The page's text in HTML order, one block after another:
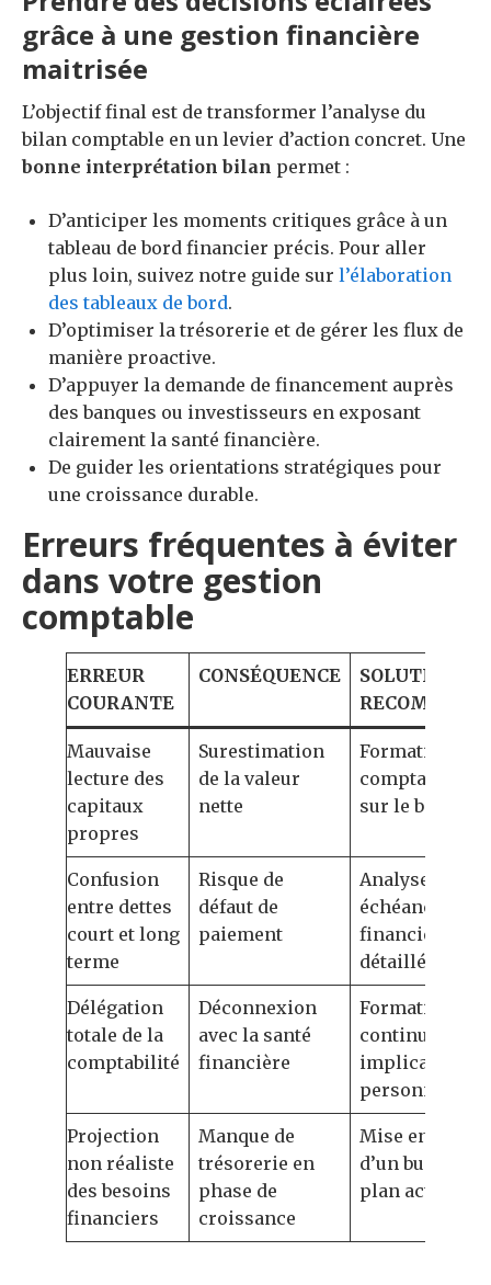
grâce à une gestion financière
maitrisée
L’objectif final est de transformer l’analyse du
bilan comptable en un levier d’action concret. Une
bonne interprétation bilan permet :
D’anticiper les moments critiques grâce à un
tableau de bord financier précis. Pour aller
plus loin, suivez notre guide sur l’élaboration
des tableaux de bord.
D’optimiser la trésorerie et de gérer les flux de
manière proactive.
D’appuyer la demande de financement auprès
des banques ou investisseurs en exposant
clairement la santé financière.
De guider les orientations stratégiques pour
une croissance durable.
Erreurs fréquentes à éviter
dans votre gestion
comptable
ERREUR
COURANTE
CONSÉQUENCE
SOLUTION
Mauvaise
lecture des
capitaux
propres
Surestimation
de la valeur
nette
Formation
comptable
sur le bilan
Confusion
entre dettes
court et long
terme
Risque de
défaut de
paiement
Analyse des
échéances
financières
détaillée
Délégation
totale de la
comptabilité
Déconnexion
avec la santé
financière
Formation
continue et
implication
personnelle
Projection
non réaliste
des besoins
financiers
Manque de
trésorerie en
phase de
croissance
Mise en place
d’un business
plan actualisé